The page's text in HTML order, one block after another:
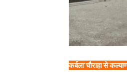
कर्बला चौराहा से